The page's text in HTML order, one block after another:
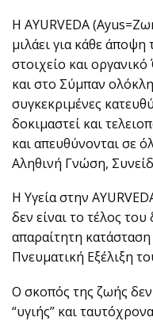
H AYURVEDA
μιλάει για κάθε άποψη
στοιχείο και
και στο Σύμπαν
συγκεκριμένες
δοκιμαστεί και
και απευθύνονται σε
Αληθινή Γνώση,
Η Υγεία στην
δεν είναι το τέλος
απαραίτητη
Πνευματική Εξέλιξη
Ο σκοπός της ζωής δεν
“υγιής” και